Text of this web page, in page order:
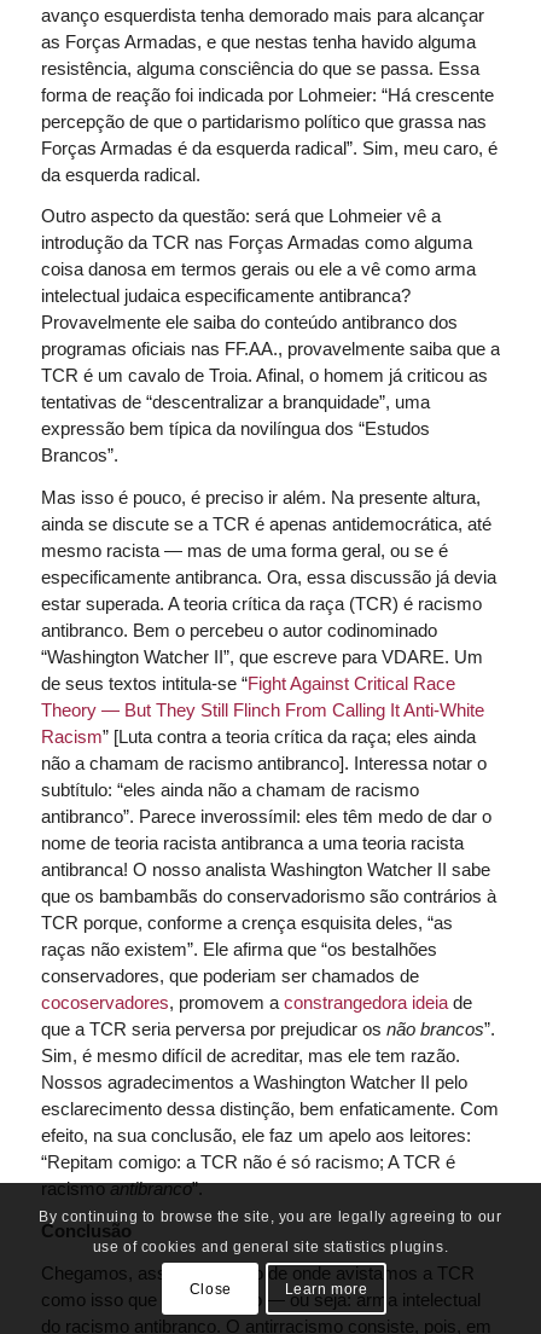
avanço esquerdista tenha demorado mais para alcançar
as Forças Armadas, e que nestas tenha havido alguma
resistência, alguma consciência do que se passa. Essa
forma de reação foi indicada por Lohmeier: “Há crescente
percepção de que o partidarismo político que grassa nas
Forças Armadas é da esquerda radical”. Sim, meu caro, é
da esquerda radical.
Outro aspecto da questão: será que Lohmeier vê a
introdução da TCR nas Forças Armadas como alguma
coisa danosa em termos gerais ou ele a vê como arma
intelectual judaica especificamente antibranca?
Provavelmente ele saiba do conteúdo antibranco dos
programas oficiais nas FF.AA., provavelmente saiba que a
TCR é um cavalo de Troia. Afinal, o homem já criticou as
tentativas de “descentralizar a branquidade”, uma
expressão bem típica da novilíngua dos “Estudos
Brancos”.
Mas isso é pouco, é preciso ir além. Na presente altura,
ainda se discute se a TCR é apenas antidemocrática, até
mesmo racista — mas de uma forma geral, ou se é
especificamente antibranca. Ora, essa discussão já devia
estar superada. A teoria crítica da raça (TCR) é racismo
antibranco. Bem o percebeu o autor codinominado
“Washington Watcher II”, que escreve para VDARE. Um
de seus textos intitula-se “Fight Against Critical Race
Theory — But They Still Flinch From Calling It Anti-White
Racism” [Luta contra a teoria crítica da raça; eles ainda
não a chamam de racismo antibranco]. Interessa notar o
subtítulo: “eles ainda não a chamam de racismo
antibranco”. Parece inverossímil: eles têm medo de dar o
nome de teoria racista antibranca a uma teoria racista
antibranca! O nosso analista Washington Watcher II sabe
que os bambambãs do conservadorismo são contrários à
TCR porque, conforme a crença esquisita deles, “as
raças não existem”. Ele afirma que “os bestalhões
conservadores, que poderiam ser chamados de
cocoservadores, promovem a constrangedora ideiade
que a TCR seria perversa por prejudicar os não brancos”.
Sim, é mesmo difícil de acreditar, mas ele tem razão.
Nossos agradecimentos a Washington Watcher II pelo
esclarecimento dessa distinção, bem enfaticamente. Com
efeito, na sua conclusão, ele faz um apelo aos leitores:
“Repitam comigo: a TCR não é só racismo; A TCR é
racismoantibranco”.
Conclusão
Chegamos, assim, ao ponto de onde avistamos a TCR
como isso que ela é, de fato — ou seja: arma intelectual
do racismo antibranco. O antirracismo consiste, pois, em
By continuing to browse the site, you are legally agreeing to our
use of cookies and general site statistics plugins.
Close Learn more